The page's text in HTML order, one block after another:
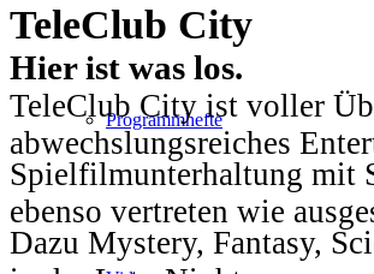
Programmhefte
TeleClub City
Hier ist was los.
TeleClub City ist voller
abwechslungsreiches
Spielfilmunterhaltung mit
ebenso vertreten wie
Dazu Mystery, Fantasy,